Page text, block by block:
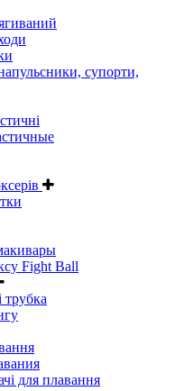
супорти,
Fight Ball
трубка
для плавання